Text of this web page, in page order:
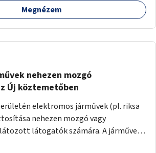
Megnézem
nehezen mozgó
Új köztemetőben
elektromos járművek (pl. riksa
nehezen mozgó vagy
látogatók számára. A járművek